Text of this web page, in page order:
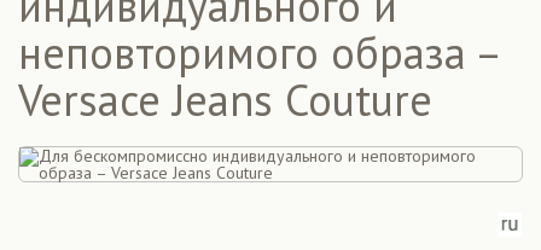
неповторимого образа –
Versace Jeans Couture